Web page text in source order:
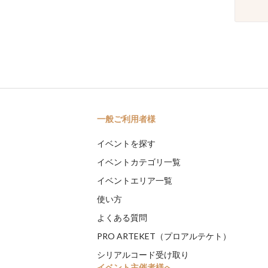
一般ご利用者様
イベントを探す
イベントカテゴリ一覧
イベントエリア一覧
使い方
よくある質問
PRO ARTEKET（プロアルテケト）
シリアルコード受け取り